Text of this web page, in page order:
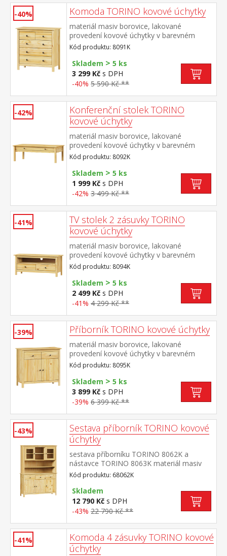
-40% Komoda TORINO kovové úchytky
materiál masiv borovice, lakované
provedení kovové úchytky v barevném
provedení černěná mosaz 2 menší a 3
větší zásuvky s kovovými pojezdy
Kód produktu: 8091K
Skladem > 5 ks
3 299 Kč s DPH
-40% 5 590 Kč **
-42%
Konferenční stolek TORINO
kovové úchytky
materiál masiv borovice, lakované
provedení kovové úchytky v barevném
provedení černěná mosaz široká zásuvka s
kovovými pojezdy
Kód produktu: 8092K
Skladem > 5 ks
1 999 Kč s DPH
-42% 3 499 Kč **
-41%
TV stolek 2 zásuvky TORINO
kovové úchytky
materiál masiv borovice, lakované
provedení kovové úchytky v barevném
provedení černěná mosaz 2 zásuvky s
kovovými pojezdy, 1 police
Kód produktu: 8094K
Skladem > 5 ks
2 499 Kč s DPH
-41% 4 299 Kč **
-39% Příborník TORINO kovové úchytky
materiál masiv borovice, lakované
provedení kovové úchytky v barevném
provedení černěná mosaz 2 zásuvky s
kovovými pojezdy, 2 plné dveře, 1
police vhodný doplněk nástavec 8096K
Kód produktu: 8095K
Skladem > 5 ks
3 899 Kč s DPH
-39% 6 399 Kč **
-43%
Sestava příborník TORINO kovové
úchytky
sestava příborníku TORINO 8062K a
nástavce TORINO 8063K materiál masiv
borovice, lakované provedení kovové
úchytky v barevném provedení černěná
mosaz příborník: 3 dveře, 3 zásuvky s
kovovými pojezdy nástavec: dvoje
prosklená dvířka rozměr příborníku (š/h/v)
129 × 33 × 100 cm
Kód produktu: 68062K
Skladem
12 790 Kč s DPH
-43% 22 790 Kč **
-41%
Komoda 4 zásuvky TORINO kovové
úchytky